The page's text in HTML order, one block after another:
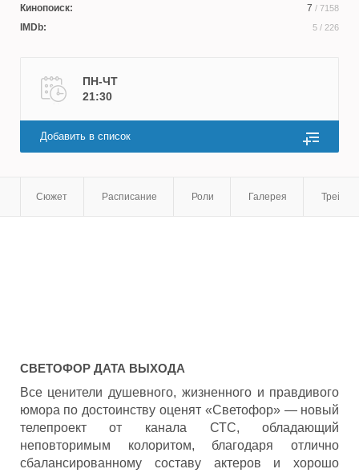
Кинопоиск: 7 / 7158
IMDb: 5 / 226
ПН-ЧТ
21:30
Добавить в список
Сюжет Расписание Роли Галерея
СВЕТОФОРДАТА ВЫХОДА
Все ценители душевного, жизненного и правдивого
юмора по достоинству оценят «Светофор» — новый
телепроект от канала СТС, обладающий
неповторимым колоритом, благодаря отлично
сбалансированному составу актеров и хорошо